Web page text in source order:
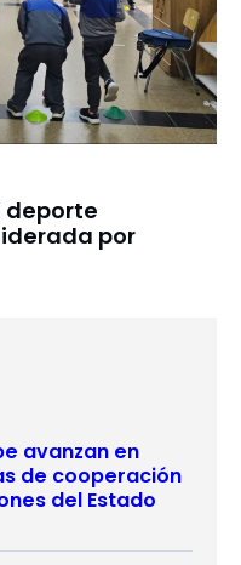
deporte
por
avanzan en
de cooperación
del Estado